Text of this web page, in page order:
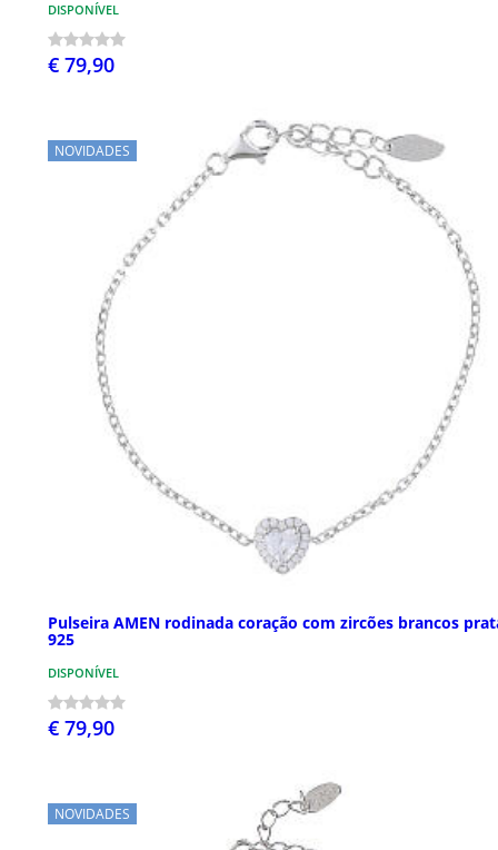
DISPONÍVEL
€ 79,90
NOVIDADES
Pulseira AMEN rodinada coração com zircões brancos
925
DISPONÍVEL
€ 79,90
NOVIDADES